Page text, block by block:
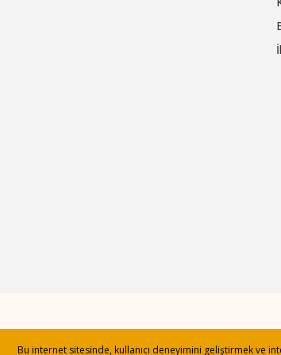
Bu internet sitesinde, kullanıcı deneyimini geliştirmek ve